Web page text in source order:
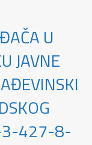
U
JAVNE
3-427-8-